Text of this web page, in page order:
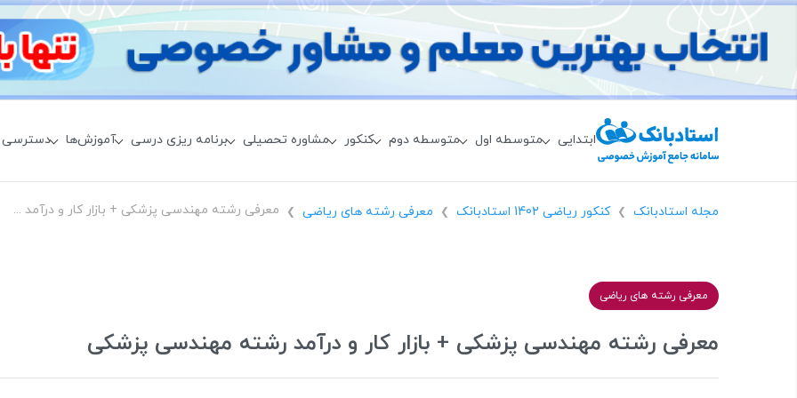
ابتدایی متوسطه اول متوسطه دوم کنکور مشاوره تحصیلی برنامه ریزی درسی آموزش‌ها دسترسی
مجله استادبانک ❯ کنکور ریاضی 1402 استادبانک ❯ معرفی رشته های ریاضی ❯ معرفی رشته مهندسی پزشکی + بازار کار و درآمد رشته مهندسی پزشکی
معرفی رشته های ریاضی
معرفی رشته مهندسی پزشکی + بازار کار و درآمد رشته مهندسی پزشکی